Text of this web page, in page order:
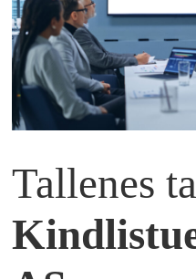
Tallenes